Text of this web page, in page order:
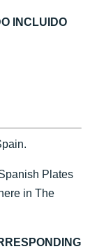
INCLUIDO
Plates
in The